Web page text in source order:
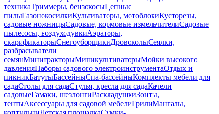
техникаТриммеры, бензокосыЦепные
пилыГазонокосилкиКультиваторы, мотоблокиКусторезы,
садовые ножницыСадовые, кормовые измельчителиСадовые
пылесосы, воздуходувкиАэраторы,
скарификаторыСнегоуборщикиДровоколыСеялки,
разбрасыватели
семянМинитракторыМиникультиваторыМойки высокого
давленияНаборы садового электроинструментаОтдых и
пикникБатутыБассейныСпа-бассейныКомплекты мебели для
садаСтолы для садаСтулья, кресла для садаКачели
садовыеГамаки, шезлонгиРаскладушкиЗонты,
тентыАксессуары для садовой мебелиГрилиМангалы,
коптильниДетская площадкаСумки-